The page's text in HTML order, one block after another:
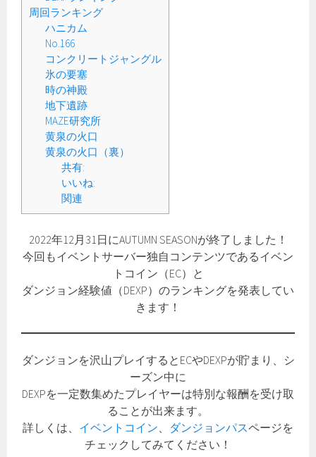
周回ランキング
ハニカム
No.166
コンクリートジャングル
氷の要塞
時の神殿
地下遺跡
MAZE研究所
黄泉の火口
黄泉の火口（裏）
共有:
いいね:
関連
2022年12月31日にAUTUMN SEASONが終了しました！
今回もイベントサーバー独自コンテンツであるイベン
トコイン（EC）と
ダンジョン経験値（DEXP）のランキングを発表してい
きます！
ダンジョンを沢山プレイするとECやDEXPが貯まり、シ
ーズン中に
DEXPを一定数集めたプレイヤーは特別な報酬を受け取
ることが出来ます。
詳しくは、 イベントコイン、 ダンジョンパスページを
チェックしてみてください！